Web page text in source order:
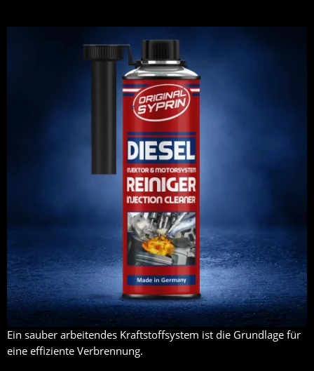
Ein sauber arbeitendes Kraftstoffsystem ist die Grundlage für
eine effiziente Verbrennung.